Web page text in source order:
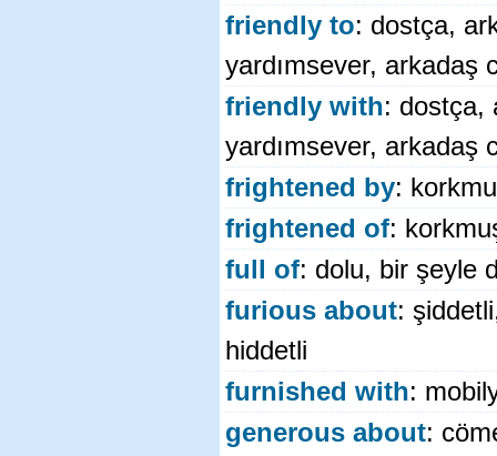
friendly to: dostça,
yardımsever, arkadaş
friendly with: dostça,
yardımsever, arkadaş
frightened by:
frightened of:
full of: dolu, bir şeyle
furious about:
hiddetli
furnished with:
generous about: